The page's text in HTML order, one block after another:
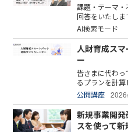
課題・テーマ
回答をいたしま
AI検索モード
人財育成ス
ー
皆さまに代わっ
るプランを計算
公開講座
新規事業開
スを使って